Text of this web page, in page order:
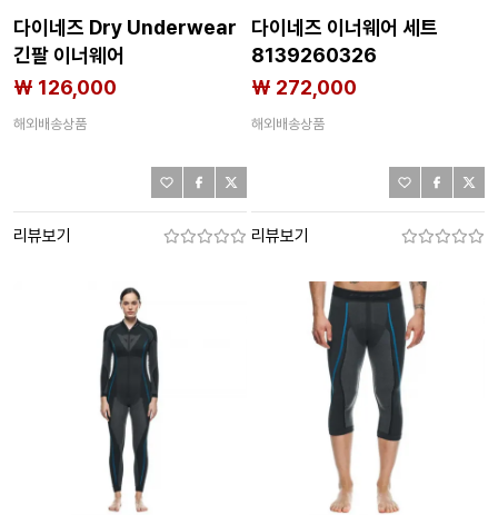
다이네즈 Dry Underwear
긴팔 이너웨어
8139260331
₩ 126,000
해외배송상품
리뷰보기
다이네즈 이너웨어 세트
8139260326
₩ 272,000
해외배송상품
리뷰보기